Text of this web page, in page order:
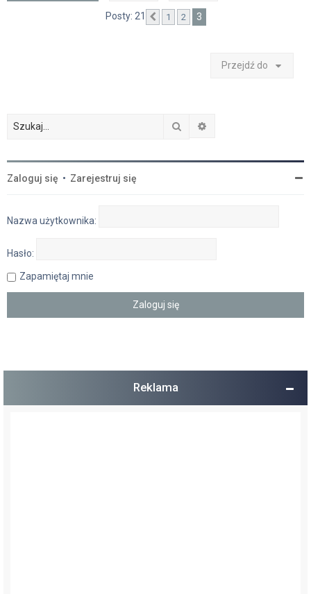
Posty: 21 Poprzednia
1 2 3
Przejdź do
Szukaj
Zaloguj się • Zarejestruj się
Nazwa użytkownika:
Hasło:
Zapamiętaj mnie
Reklama